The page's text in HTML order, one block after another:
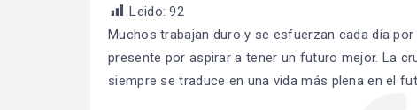
Leido: 92
Muchos trabajan duro y se esfuerzan cada día
presente por aspirar a tener un futuro mejor. La
siempre se traduce en una vida más plena en el